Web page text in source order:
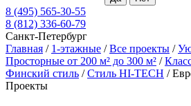
8 (495) 565-30-55
8 (812) 336-60-79
Санкт-Петербург
Главная / 1-этажные /Все проекты /
Просторные от 200 м² до 300 м² /
Финский стиль /Стиль HI-TECH /
Проекты